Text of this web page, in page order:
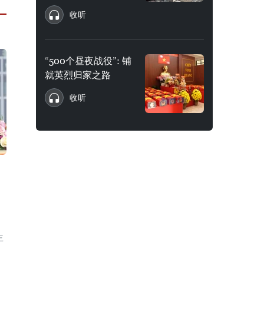
收听
“500个昼夜战役”: 铺
就英烈归家之路
收听